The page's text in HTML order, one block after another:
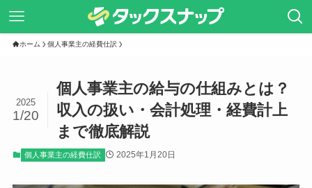
ホーム 個人事業主の経費仕訳
個人事業主の給与の仕組みとは？
収入の扱い・会計処理・経費計上
まで徹底解説
2025
1/20
個人事業主の経費仕訳 2025年1月20日